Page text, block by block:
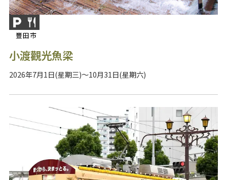
豐田市
小渡觀光魚梁
2026年7月1日(星期三)～10月31日(星期六)